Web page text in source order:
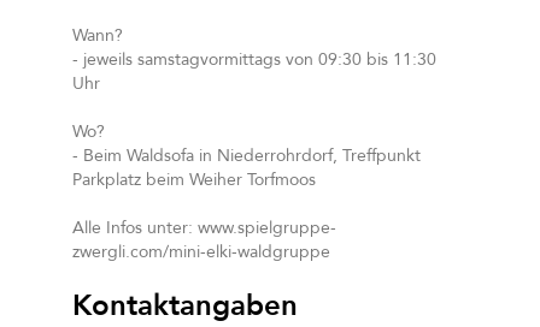
Wann?
- jeweils samstagvormittags von 09:30 bis 11:30
Uhr
Wo?
- Beim Waldsofa in Niederrohrdorf, Treffpunkt
Parkplatz beim Weiher Torfmoos
Alle Infos unter: www.spielgruppe-
zwergli.com/mini-elki-waldgruppe
Kontaktangaben